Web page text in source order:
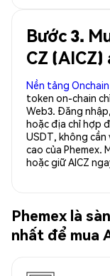
Bước 3.
CZ
Nền tảng
token on-chain
Web3. Đăng
hoặc địa chỉ hợp
USDT, không
cao của Phemex.
hoặc giữ AICZ
Phemex là
nhất để mua